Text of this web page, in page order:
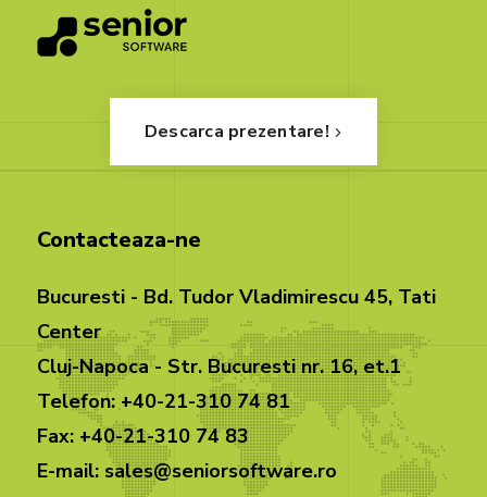
Descarca prezentare!
Contacteaza-ne
Bucuresti - Bd. Tudor Vladimirescu 45, Tati
Center
Cluj-Napoca - Str. Bucuresti nr. 16, et.1
Telefon: +40-21-310 74 81
Fax: +40-21-310 74 83
E-mail: sales@seniorsoftware.ro